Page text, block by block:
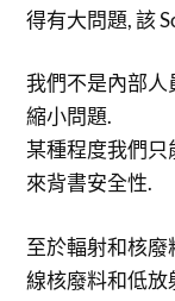
得有大問題, 該
我們不是內部人
縮小問題.
某種程度我們
來背書安全性.
至於輻射和核廢
線核廢料和低放